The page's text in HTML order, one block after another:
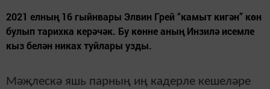
2021 елның 16 гыйнвары Элвин Грей “камыт кигән” көн
булып тарихка керәчәк. Бу көнне аның Инзилә исемле
кыз белән никах туйлары узды.
Мәҗлескә яшь парның иң кадерле кешеләре